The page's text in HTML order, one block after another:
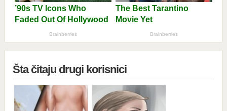
Šta čitaju drugi korisnici